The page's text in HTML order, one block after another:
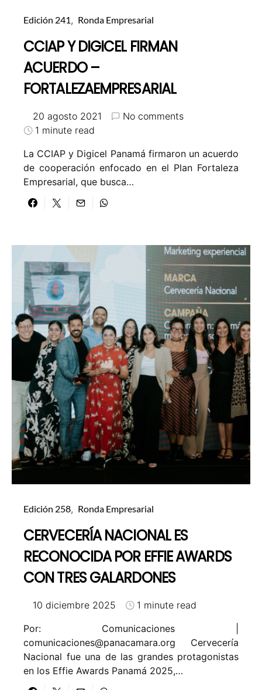
Edición 241 Ronda Empresarial
CCIAP Y DIGICEL FIRMAN
ACUERDO –
FORTALEZAEMPRESARIAL
20 agosto 2021
No comments
1 minute read
La CCIAP y Digicel Panamá firmaron un acuerdo
de cooperación enfocado en el Plan Fortaleza
Empresarial, que busca…
Edición 258 Ronda Empresarial
CERVECERÍA NACIONAL ES
RECONOCIDA POR EFFIE AWARDS
CON TRES GALARDONES
10 diciembre 2025
1 minute read
Por: Comunicaciones |
comunicaciones@panacamara.org Cervecería
Nacional fue una de las grandes protagonistas
en los Effie Awards Panamá 2025,…